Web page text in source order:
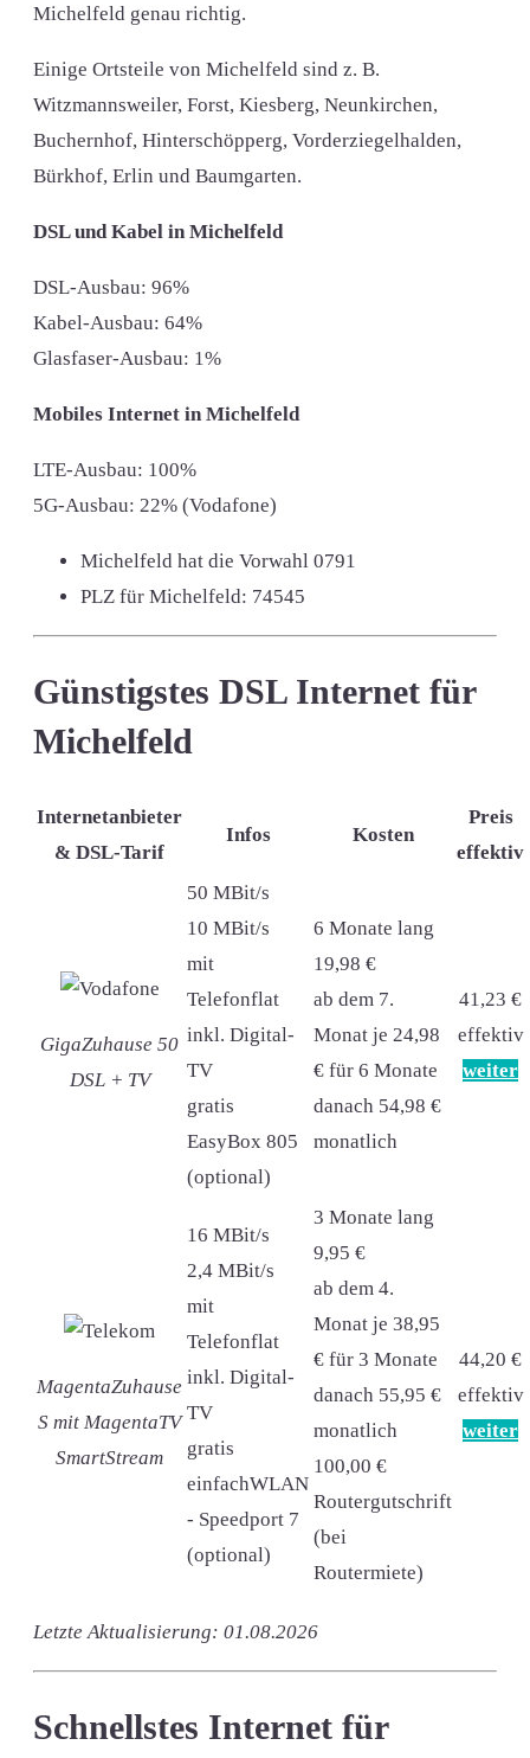
Michelfeld genau richtig.
Einige Ortsteile von Michelfeld sind z. B.
Witzmannsweiler, Forst, Kiesberg, Neunkirchen,
Buchernhof, Hinterschöpperg, Vorderziegelhalden,
Bürkhof, Erlin und Baumgarten.
DSL und Kabel in Michelfeld
DSL-Ausbau: 96%
Kabel-Ausbau: 64%
Glasfaser-Ausbau: 1%
Mobiles Internet in Michelfeld
LTE-Ausbau: 100%
5G-Ausbau: 22% (Vodafone)
Michelfeld hat die Vorwahl 0791
PLZ für Michelfeld: 74545
Günstigstes DSL Internet für
Michelfeld
Internetanbieter
& DSL-Tarif
Infos Kosten
Preis
effektiv
GigaZuhause 50
DSL + TV
50 MBit/s
10 MBit/s
mit
Telefonflat
inkl. Digital-
TV
gratis
EasyBox 805
(optional)
6 Monate lang
19,98 €
ab dem 7.
Monat je 24,98
€ für 6 Monate
danach 54,98 €
monatlich
41,23 €
effektiv
weiter
MagentaZuhause
S mit MagentaTV
SmartStream
16 MBit/s
2,4 MBit/s
mit
Telefonflat
inkl. Digital-
TV
gratis
einfachWLAN
- Speedport 7
(optional)
3 Monate lang
9,95 €
ab dem 4.
Monat je 38,95
€ für 3 Monate
danach 55,95 €
monatlich
100,00 €
Routergutschrift
(bei
Routermiete)
44,20 €
effektiv
weiter
Letzte Aktualisierung: 01.08.2026
Schnellstes Internet für